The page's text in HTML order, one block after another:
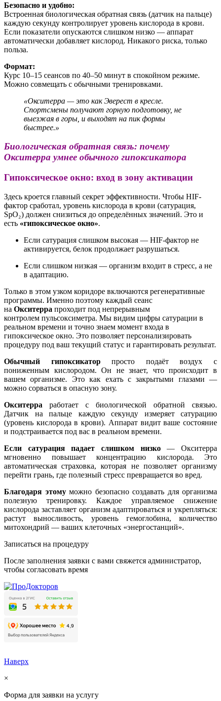
Безопасно и удобно:
Встроенная биологическая обратная связь (датчик на пальце)
каждую секунду контролирует уровень кислорода в крови.
Если показатели опускаются слишком низко — аппарат
автоматически добавляет кислород. Никакого риска, только
польза.
Формат:
Курс 10–15 сеансов по 40–50 минут в спокойном режиме.
Можно совмещать с обычными тренировками.
«Окситерра — это как Эверест в кресле.
Спортсмены получают горную подготовку, не
выезжая в горы, и выходят на пик формы
быстрее.»
Биологическая обратная связь: почему
Окситерра умнее обычного гипоксикатора
Гипоксическое окно: вход в зону активации
Здесь кроется главный секрет эффективности. Чтобы HIF-
фактор сработал, уровень кислорода в крови (сатурация,
SpO₂) должен снизиться до определённых значений. Это и
есть «гипоксическое окно».
Если сатурация слишком высокая — HIF-фактор не
активируется, белок продолжает разрушаться.
Если слишком низкая — организм входит в стресс, а не
в адаптацию.
Только в этом узком коридоре включаются регенеративные
программы. Именно поэтому каждый сеанс
на Окситерра проходит под непрерывным
контролем пульсоксиметра. Мы видим цифры сатурации в
реальном времени и точно знаем момент входа в
гипоксическое окно. Это позволяет персонализировать
процедуру под ваш текущий статус и гарантировать результат.
Обычный гипоксикаторпросто подаёт воздух с
пониженным кислородом. Он не знает, что происходит в
вашем организме. Это как ехать с закрытыми глазами —
можно сорваться в опасную зону.
Окситерра работает с биологической обратной связью.
Датчик на пальце каждую секунду измеряет сатурацию
(уровень кислорода в крови). Аппарат видит ваше состояние
и подстраивается под вас в реальном времени.
Если сатурация падает слишком низко— Окситерра
мгновенно повышает концентрацию кислорода. Это
автоматическая страховка, которая не позволяет организму
перейти грань, где полезный стресс превращается во вред.
Благодаря этомуможно безопасно создавать для организма
полезную тренировку. Каждое управляемое снижение
кислорода заставляет организм адаптироваться и укрепляться:
растут выносливость, уровень гемоглобина, количество
митохондрий — ваших клеточных «энергостанций».
Записаться на процедуру
После заполнения заявки с вами свяжется администратор,
чтобы согласовать время
Наверх
×
Форма для заявки на услугу